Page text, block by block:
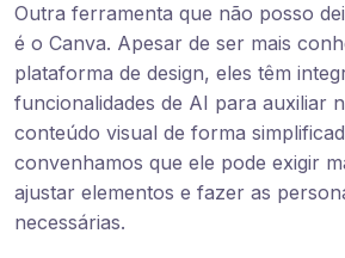
Outra ferramenta que não posso
é o Canva. Apesar de ser mais
plataforma de design, eles têm
funcionalidades de AI para auxiliar
conteúdo visual de forma
convenhamos que ele pode exigir
ajustar elementos e fazer as
necessárias.